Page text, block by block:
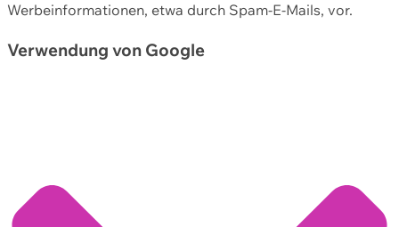
Werbeinformationen, etwa durch Spam-E-Mails, vor.
Verwendung von Google